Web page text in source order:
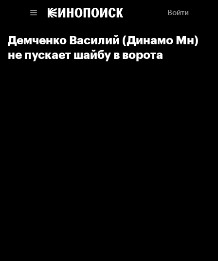
Войти
Демченко Василий (Динамо Мн)
не пускает шайбу в ворота